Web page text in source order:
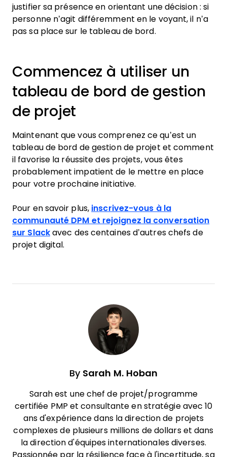
justifier sa présence en orientant une décision : si
personne n’agit différemment en le voyant, il n’a
pas sa place sur le tableau de bord.
Commencez à utiliser un
tableau de bord de gestion
de projet
Maintenant que vous comprenez ce qu’est un
tableau de bord de gestion de projet et comment
il favorise la réussite des projets, vous êtes
probablement impatient de le mettre en place
pour votre prochaine initiative.
Pour en savoir plus, inscrivez-vous à la
communauté DPM et rejoignez la conversation
sur Slackavec des centaines d’autres chefs de
projet digital.
By Sarah M. Hoban
Sarah est une chef de projet/programme
certifiée PMP et consultante en stratégie avec 10
ans d'expérience dans la direction de projets
complexes de plusieurs millions de dollars et dans
la direction d'équipes internationales diverses.
Passionnée par la résilience face à l'incertitude, sa